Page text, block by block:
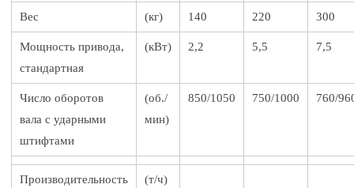
Вес (кг) 140 220 300
Мощность привода,
стандартная
(кВт) 2,2 5,5 7,5
Число оборотов
вала с ударными
штифтами
(об./
мин)
850/1050 750/1000 760/
Производительность (т/ч)